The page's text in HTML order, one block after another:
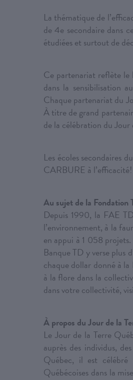
La thématique de
de 4e secondaire dans
étudiées et surtout de
Ce partenariat reflète le
dans la sensibilisation
Chaque partenariat du
À titre de grand
de la célébration du Jour
Les écoles secondaires
CARBURE à l’efficacité!
Au sujet de la Fondation
Depuis 1990, la FAE
l’environnement, à la
en appui à 1 058
Banque TD y verse plus
chaque dollar donné à
à la flore dans la
dans votre collectivité,
À propos du Jour de la
Le Jour de la Terre
auprès des individus,
Québec, il est célébré
Québécoises dans la